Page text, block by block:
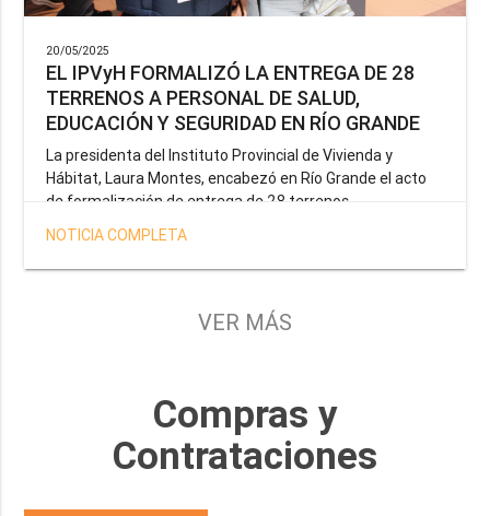
20/05/2025
EL IPVyH FORMALIZÓ LA ENTREGA DE 28
TERRENOS A PERSONAL DE SALUD,
EDUCACIÓN Y SEGURIDAD EN RÍO GRANDE
La presidenta del Instituto Provincial de Vivienda y
Hábitat, Laura Montes, encabezó en Río Grande el acto
de formalización de entrega de 28 terrenos
correspondientes a la operatoria especial anunciada por
el Gobernador Gustavo Melella, la cual tiene como
objetivo brindar una solución habitacional a docentes,
Provincia y del Servicio Penitenciario.
NOTICIA COMPLETA
VER MÁS
Compras y
Contrataciones